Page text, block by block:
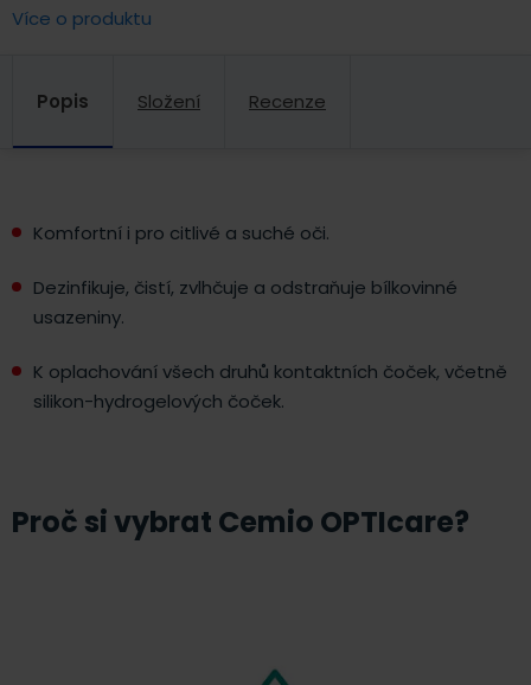
Více o produktu
Popis Složení Recenze
Komfortní i pro citlivé a suché oči.
Dezinfikuje, čistí, zvlhčuje a odstraňuje bílkovinné
usazeniny.
K oplachování všech druhů kontaktních čoček, včetně
silikon-hydrogelových čoček.
Proč si vybrat Cemio OPTIcare?